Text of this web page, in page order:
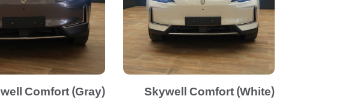
Skywell Comfort (White)
Comfort (Gray)